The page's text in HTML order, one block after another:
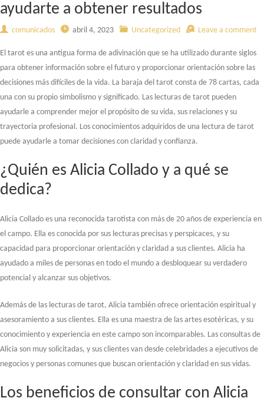
ayudarte a obtener resultados
comunicados abril 4, 2023 Uncategorized Leave a comment
El tarot es una antigua forma de adivinación que se ha utilizado durante siglos
para obtener información sobre el futuro y proporcionar orientación sobre las
decisiones más difíciles de la vida. La baraja del tarot consta de 78 cartas, cada
una con su propio simbolismo y significado. Las lecturas de tarot pueden
ayudarle a comprender mejor el propósito de su vida, sus relaciones y su
trayectoria profesional. Los conocimientos adquiridos de una lectura de tarot
puede ayudarle a tomar decisiones con claridad y confianza.
¿Quién es Alicia Collado y a qué se
dedica?
Alicia Collado es una reconocida tarotista con más de 20 años de experiencia en
el campo. Ella es conocida por sus lecturas precisas y perspicaces, y su
capacidad para proporcionar orientación y claridad a sus clientes. Alicia ha
ayudado a miles de personas en todo el mundo a desbloquear su verdadero
potencial y alcanzar sus objetivos.
Además de las lecturas de tarot, Alicia también ofrece orientación espiritual y
asesoramiento a sus clientes. Ella es una maestra de las artes esotéricas, y su
conocimiento y experiencia en este campo son incomparables. Las consultas de
Alicia son muy solicitadas, y sus clientes van desde celebridades a ejecutivos de
negocios y personas comunes que buscan orientación y claridad en sus vidas.
Los beneficios de consultar con Alicia